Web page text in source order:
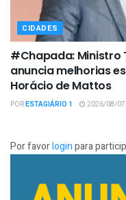
CIDADES
#Chapada: Ministro
anuncia melhorias
Horácio de Mattos
PORESTAGIÁRIO 1 2026/08/07
Por favorloginpara